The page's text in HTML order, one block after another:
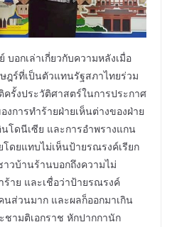
อกเล่าเกี่ยวกับความหลังเมื่อ
ฎร์ที่เป็นตัวแทนรัฐสภาไทยร่วม
รั้งประวัติศาสตร์ในการประกาศ
งการทำร้ายฝ่ายเห็นต่างของฝ่าย
โดนีเซีย และการอำพรางแกน
ดยแทบไม่เห็นป้ายรณรงค์เรียก
าวบ้านร้านบอกถึงความไม่
าย และเชื่อว่าป้ายรณรงค์
ส่วนมาก และผลก็ออกมาเกิน
ามติเอกราช หักปากกานัก